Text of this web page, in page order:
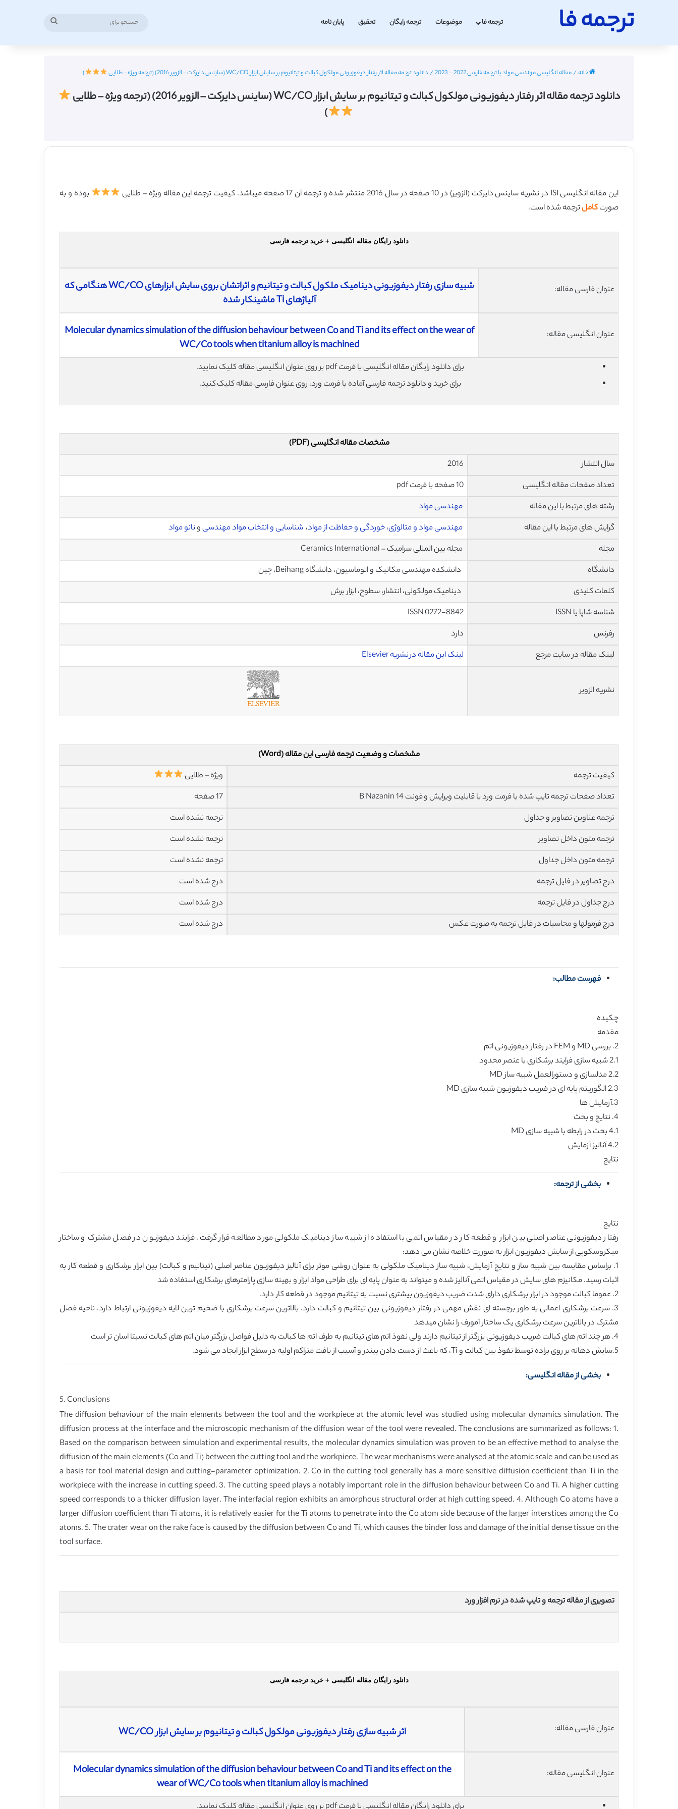
ترجمه فا ترجمه فا موضوعات ترجمه رایگان تحقیق پایان نامه
خانه/مقاله انگلیسی مهندسی مواد با ترجمه فارسی 2022 - 2023 / دانلود ترجمه مقاله اثر رفتار دیفوزیونی مولکول کبالت و تیتانیوم بر سایش ابزار WC/CO (ساینس دایرکت – الزویر 2016) (ترجمه ویژه – طلایی )
دانلود ترجمه مقاله اثر رفتار دیفوزیونی مولکول کبالت و تیتانیوم بر سایش ابزار WC/CO (ساینس دایرکت – الزویر 2016) (ترجمه ویژه – طلایی
)
این مقاله انگلیسی ISI در نشریه ساینس دایرکت (الزویر) در 10 صفحه در سال 2016 منتشر شده و ترجمه آن 17 صفحه میباشد. کیفیت ترجمه این مقاله ویژه – طلایی
بوده و به
صورتکاملترجمه شده است.
دانلود رایگان مقاله انگلیسی + خرید ترجمه فارسی
عنوان فارسی مقاله:
شبیه سازی رفتار دیفوزیونی دینامیک ملکول کبالت و تیتانیم و اثراتشان بروی سایش ابزارهای WC/CO هنگامی که
آلیاژهای Ti ماشینکار شده
عنوان انگلیسی مقاله:
Molecular dynamics simulation of the diffusion behaviour between Co and Ti and its effect on the wear of
WC/Co tools when titanium alloy is machined
برای دانلود رایگان مقاله انگلیسی با فرمت pdf بر روی عنوان انگلیسی مقاله کلیک نمایید.
برای خرید و دانلود ترجمه فارسی آماده با فرمت ورد، روی عنوان فارسی مقاله کلیک کنید.
مشخصات مقاله انگلیسی (PDF)
سال انتشار
2016
تعداد صفحات مقاله انگلیسی
10 صفحه با فرمت pdf
رشته های مرتبط با این مقاله
مهندسی مواد
گرایش های مرتبط با این مقاله
مهندسی مواد و متالوژی،خوردگی و حفاظت از مواد، شناسایی و انتخاب مواد مهندسیونانو مواد
مجله
مجله بین المللی سرامیک – Ceramics International
دانشگاه
دانشکده مهندسی مکانیک و اتوماسیون، دانشگاه Beihang، چین
کلمات کلیدی
دینامیک مولکولی، انتشار، سطوح، ابزار برش
شناسه شاپا یا ISSN
ISSN 0272-8842
رفرنس
دارد
لینک مقاله در سایت مرجع
لینک این مقاله در نشریه Elsevier
نشریه الزویر
مشخصات و وضعیت ترجمه فارسی این مقاله (Word)
کیفیت ترجمه
ویژه – طلایی
تعداد صفحات ترجمه تایپ شده با فرمت ورد با قابلیت ویرایش و فونت 14 B Nazanin
17 صفحه
ترجمه عناوین تصاویر و جداول
ترجمه نشده است
ترجمه متون داخل تصاویر
ترجمه نشده است
ترجمه متون داخل جداول
ترجمه نشده است
درج تصاویر در فایل ترجمه
درج شده است
درج جداول در فایل ترجمه
درج شده است
درج فرمولها و محاسبات در فایل ترجمه به صورت عکس
درج شده است
فهرست مطالب:
چکیده
مقدمه
2. بررسی MD و FEM در رفتار دیفوزیونی اتم
2.1 شبیه سازی فرایند برشکاری با عنصر محدود
2.2 مدلسازی و دستورالعمل شبیه ساز MD
2.3 الگوریتم پایه ای در ضریب دیفوزیون شبیه سازی MD
3.آزمایش ها
4. نتایج و بحث
4.1 بحث در رابطه با شبیه سازی MD
4.2 آنالیز آزمایش
نتایج
بخشی از ترجمه:
نتایج
رفتار دیفوزیونی عناصر اصلی بین ابزار و قطعه کار در مقیاس اتمی با استفاده از شبیه ساز دینامیک ملکولی مورد مطالعه قرار گرفت. فرایند دیفوزیون در فصل مشترک و ساختار
میکروسکوپی از سایش دیفوزیون ابزار به صوررت خلاصه نشان می دهد:
1. براساس مقایسه بین شبیه ساز و نتایج آزمایش، شبیه ساز دینامیک ملکولی به عنوان روشی موثر برای آنالیز دیفوزیون عناصر اصلی (تیتانیم و کبالت) بین ابزار برشکاری و قطعه کار به
اثبات رسید. مکانیزم های سایش در مقیاس اتمی آنالیز شده و میتواند به عنوان پایه ای برای طراحی مواد ابزار و بهینه سازی پارامترهای برشکاری استفاده شد
2. عموما کبالت موجود در ابزار برشکاری دارای شدت ضریب دیفوزیون بیشتری نسبت به تیتانیم موجود در قطعه کار دارد.
3. سرعت برشکاری اعمالی به طور برجسته ای نقش مهمی در رفتار دیفوزیونی بین تیتانیم و کبالت دارد. بالاترین سرعت برشکاری با ضخیم ترین لایه دیفوزیونی ارتباط دارد. ناحیه فصل
مشترک در بالاترین سرعت برشکاری یک ساختار آمورف را نشان میدهد
4. هر چند اتم های کبالت ضریب دیفوزیونی بزرگتر از تیتانیم دارند ولی نفوذ اتم های تیتانیم به طرف اتم ها کبالت به دلیل فواصل بزرگتر میان اتم های کبالت نسبتا اسان تر است
5.سایش دهانه بر روی براده توسط نفوذ بین کبالت و Ti، که باعث از دست دادن بیندر و آسیب از بافت متراکم اولیه در سطح ابزار ایجاد می شود.
بخشی از مقاله انگلیسی:
5. Conclusions
The diffusion behaviour of the main elements between the tool and the workpiece at the atomic level was studied using molecular dynamics simulation. The
diffusion process at the interface and the microscopic mechanism of the diffusion wear of the tool were revealed. The conclusions are summarized as follows: 1.
Based on the comparison between simulation and experimental results, the molecular dynamics simulation was proven to be an effective method to analyse the
diffusion of the main elements (Co and Ti) between the cutting tool and the workpiece. The wear mechanisms were analysed at the atomic scale and can be used as
a basis for tool material design and cutting-parameter optimization. 2. Co in the cutting tool generally has a more sensitive diffusion coefficient than Ti in the
workpiece with the increase in cutting speed. 3. The cutting speed plays a notably important role in the diffusion behaviour between Co and Ti. A higher cutting
speed corresponds to a thicker diffusion layer. The interfacial region exhibits an amorphous structural order at high cutting speed. 4. Although Co atoms have a
larger diffusion coefficient than Ti atoms, it is relatively easier for the Ti atoms to penetrate into the Co atom side because of the larger interstices among the Co
atoms. 5. The crater wear on the rake face is caused by the diffusion between Co and Ti, which causes the binder loss and damage of the initial dense tissue on the
tool surface.
تصویری از مقاله ترجمه و تایپ شده در نرم افزار ورد
دانلود رایگان مقاله انگلیسی + خرید ترجمه فارسی
عنوان فارسی مقاله: اثر شبیه سازی رفتار دیفوزیونی مولکول کبالت و تیتانیوم بر سایش ابزار WC/CO
عنوان انگلیسی مقاله:
Molecular dynamics simulation of the diffusion behaviour between Co and Ti and its effect on the
wear of WC/Co tools when titanium alloy is machined